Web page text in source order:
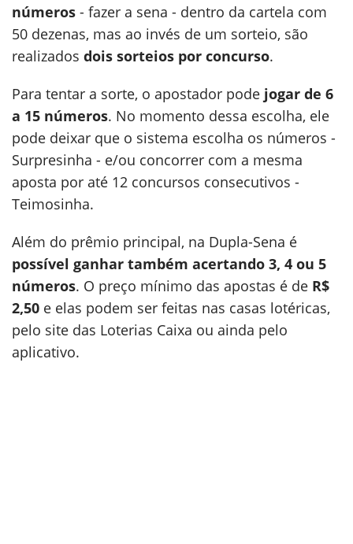
números - fazer a sena - dentro da cartela com
50 dezenas, mas ao invés de um sorteio, são
realizados dois sorteios por concurso.
Para tentar a sorte, o apostador pode jogar de 6
a 15 números. No momento dessa escolha, ele
pode deixar que o sistema escolha os números -
Surpresinha - e/ou concorrer com a mesma
aposta por até 12 concursos consecutivos -
Teimosinha.
Além do prêmio principal, na Dupla-Sena é
possível ganhar também acertando 3, 4 ou 5
números. O preço mínimo das apostas é de R$
2,50 e elas podem ser feitas nas casas lotéricas,
pelo site das Loterias Caixa ou ainda pelo
aplicativo.